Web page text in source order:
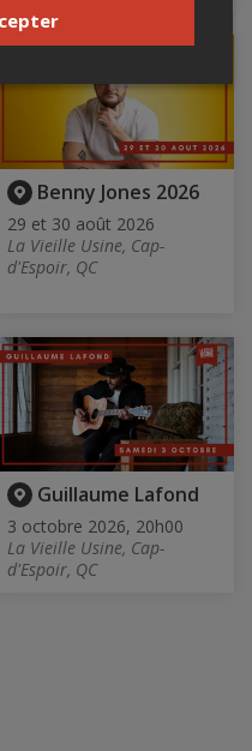
Benny Jones 2026
29 et 30 août 2026
La Vieille Usine, Cap-
d'Espoir, QC
COMPLET
Guillaume Lafond
3 octobre 2026, 20h00
La Vieille Usine, Cap-
d'Espoir, QC